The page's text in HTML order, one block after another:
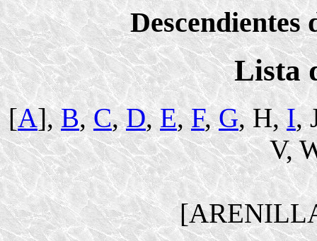
Descendientes
Lista
[A],B,C,D,E,F,G, H,I,
V,